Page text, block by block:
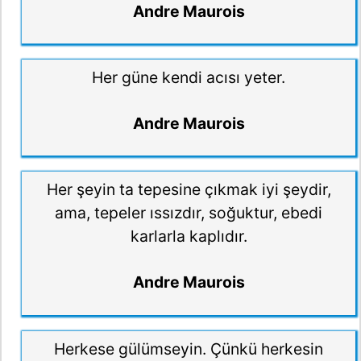
Andre Maurois
Her güne kendi acısı yeter.
Andre Maurois
Her şeyin ta tepesine çıkmak iyi şeydir,
ama, tepeler ıssızdır, soğuktur, ebedi
karlarla kaplıdır.
Andre Maurois
Herkese gülümseyin. Çünkü herkesin